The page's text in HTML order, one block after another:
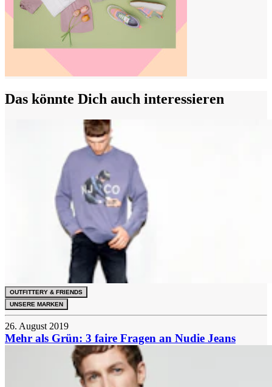
Das könnte Dich auch interessieren
OUTFITTERY & FRIENDS
UNSERE MARKEN
26. August 2019
Mehr als Grün: 3 faire Fragen an Nudie Jeans